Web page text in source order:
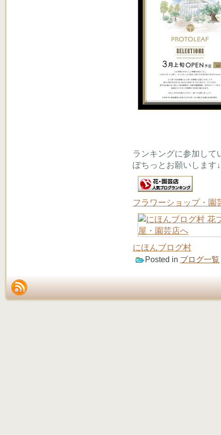
ランキングに参加して
ぽちっとお願いします↓
フラワーショップ・園
にほんブログ村
Posted in ブログ一覧